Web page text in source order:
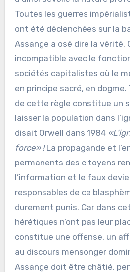
Toutes les guerres
ont été déclenchées sur la
Assange a osé dire la vérité.
incompatible avec le
sociétés capitalistes où le
en principe sacré, en
de cette règle constitue un
laisser la population dans
disait Orwell dans 1984
force» !La propagande et
permanents des citoyens
l’information et le faux
responsables de ce
durement punis. Car dans
hérétiques n’ont pas leur
constitue une offense, un
au discours mensonger
Assange doit être châtié,